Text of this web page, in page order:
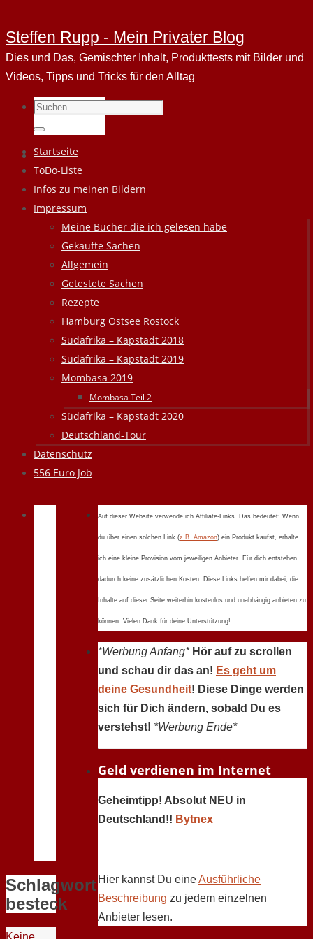
Steffen Rupp - Mein Privater Blog
Dies und Das, Gemischter Inhalt, Produkttests mit Bilder und
Videos, Tipps und Tricks für den Alltag
Suchen
nach:
Suchen
Zum
Inhalt
springen
Startseite
ToDo-Liste
Infos zu meinen Bildern
Impressum
Meine Bücher die ich gelesen habe
Gekaufte Sachen
Allgemein
Getestete Sachen
Rezepte
Hamburg Ostsee Rostock
Südafrika – Kapstadt 2018
Südafrika – Kapstadt 2019
Mombasa 2019
Mombasa Teil 2
Südafrika – Kapstadt 2020
Deutschland-Tour
Datenschutz
556 Euro Job
Schlagwort:
besteck
Keine
Auf dieser Website verwende ich Affiliate-Links. Das bedeutet: Wenn
du über einen solchen Link (z.B. Amazon) ein Produkt kaufst, erhalte
ich eine kleine Provision vom jeweiligen Anbieter. Für dich entstehen
dadurch keine zusätzlichen Kosten. Diese Links helfen mir dabei, die
Inhalte auf dieser Seite weiterhin kostenlos und unabhängig anbieten zu
können. Vielen Dank für deine Unterstützung!
*Werbung Anfang* Hör auf zu scrollen
und schau dir das an! Es geht um
deine Gesundheit! Diese Dinge werden
sich für Dich ändern, sobald Du es
verstehst! *Werbung Ende*
Geld verdienen im Internet
Geheimtipp! Absolut NEU in
Deutschland!! Bytnex
Hier kannst Du eineAusführliche
Beschreibung zu jedem einzelnen
Anbieter lesen.